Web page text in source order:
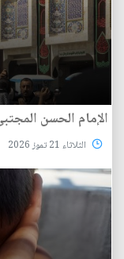
الإمام الحسن
الثلاثاء 21 تموز 2026